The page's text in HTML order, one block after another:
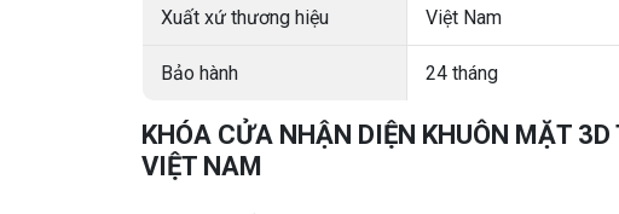
i
Xuất xứ thương hiệu Việt Nam
Bảo hành 24 tháng
KHÓA CỬA NHẬN DIỆN KHUÔN MẶT
VIỆT NAM